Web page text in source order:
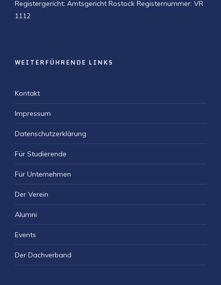
Registergericht: Amtsgericht Rostock Registernummer: VR
1112
WEITERFÜHRENDE LINKS
Kontakt
Impressum
Datenschutzerklärung
Für Studierende
Für Unternehmen
Der Verein
Alumni
Events
Der Dachverband